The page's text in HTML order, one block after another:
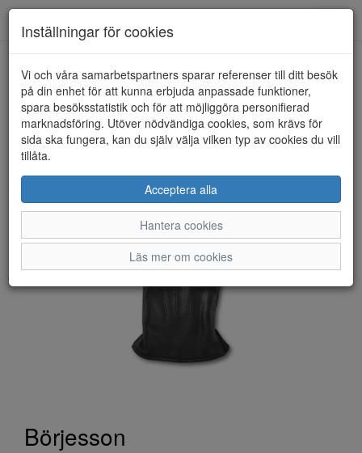
HEM BÖRJESSON
Börjesson
Inställningar för cookies
Vi och våra samarbetspartners sparar referenser till ditt besök
på din enhet för att kunna erbjuda anpassade funktioner,
spara besöksstatistik och för att möjliggöra personifierad
marknadsföring. Utöver nödvändiga cookies, som krävs för
sida ska fungera, kan du själv välja vilken typ av cookies du vill
tillåta.
Acceptera alla
Hantera cookies
Läs mer om cookies